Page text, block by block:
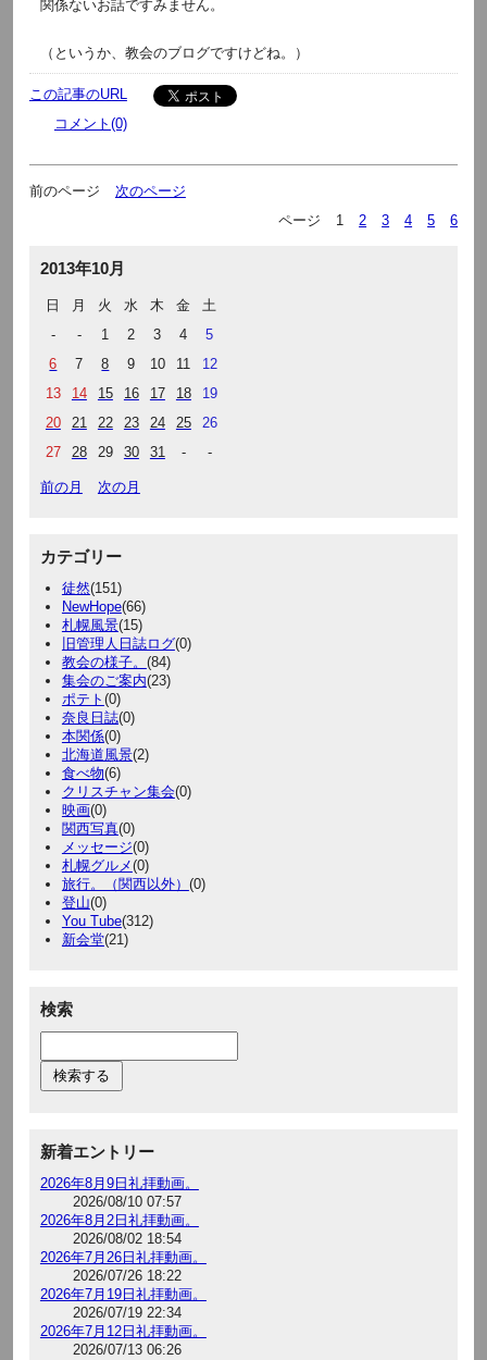
関係ないお話ですみません。
（というか、教会のブログですけどね。）
この記事のURL
コメント(0)
前のページ
次のページ
ページ
1 2 3 4 5 6
2013年10月
日 月 火 水 木 金
土
-
- 1 2 3 4
5
6
7 8 9 10 11
12
13
14 15 16 17 18
19
20
21 22 23 24 25
26
27
28 29 30 31 - -
前の月 次の月
カテゴリー
徒然(151)
NewHope(66)
札幌風景(15)
旧管理人日誌ログ(0)
教会の様子。 (84)
集会のご案内(23)
ポテト (0)
奈良日誌(0)
本関係(0)
北海道風景(2)
食べ物(6)
クリスチャン集会(0)
映画(0)
関西写真(0)
メッセージ(0)
札幌グルメ(0)
旅行。（関西以外） (0)
登山(0)
You Tube(312)
新会堂(21)
検索
新着エントリー
2026年8月9日礼拝動画。
2026/08/10 07:57
2026年8月2日礼拝動画。
2026/08/02 18:54
2026年7月26日礼拝動画。
2026/07/26 18:22
2026年7月19日礼拝動画。
2026/07/19 22:34
2026年7月12日礼拝動画。
2026/07/13 06:26